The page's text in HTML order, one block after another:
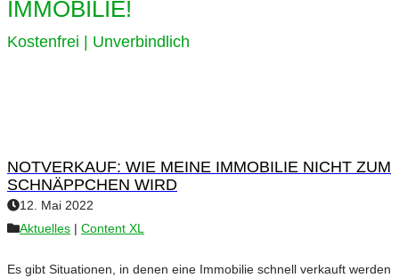
IMMOBILIE!
Kostenfrei | Unverbindlich
NOTVERKAUF: WIE MEINE IMMOBILIE NICHT ZUM
SCHNÄPPCHEN WIRD
12. Mai 2022
Aktuelles | Content XL
Es gibt Situationen, in denen eine Immobilie schnell verkauft werden